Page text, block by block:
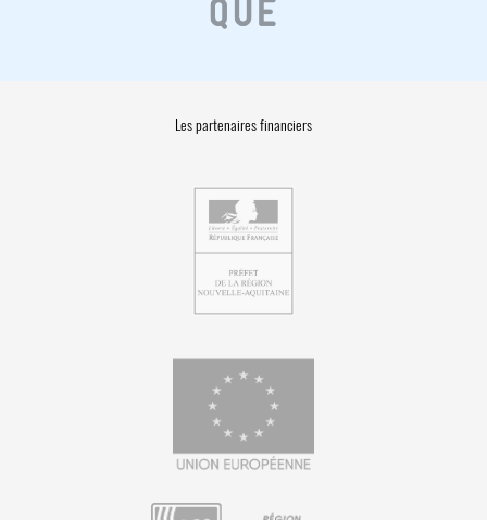
Les partenaires financiers